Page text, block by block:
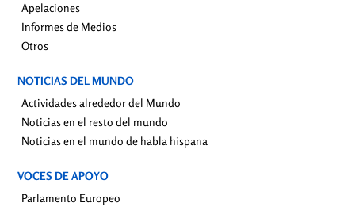
Apelaciones
Informes de Medios
Otros
NOTICIAS DEL MUNDO
Actividades alrededor del Mundo
Noticias en el resto del mundo
Noticias en el mundo de habla hispana
VOCES DE APOYO
Parlamento Europeo